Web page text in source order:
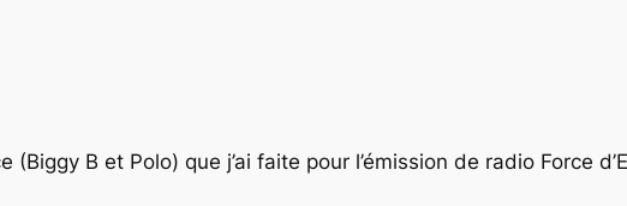
B et Polo) que j’ai faite pour l’émission de radio Force